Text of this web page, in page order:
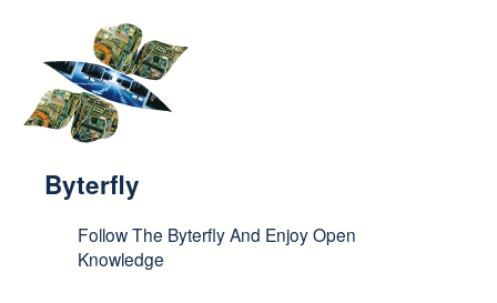
Byterfly
Follow The Byterfly And Enjoy Open
Knowledge